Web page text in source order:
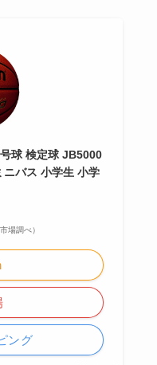
球 検定球 JB5000
バス 小学生 小学
場調べ）
ング